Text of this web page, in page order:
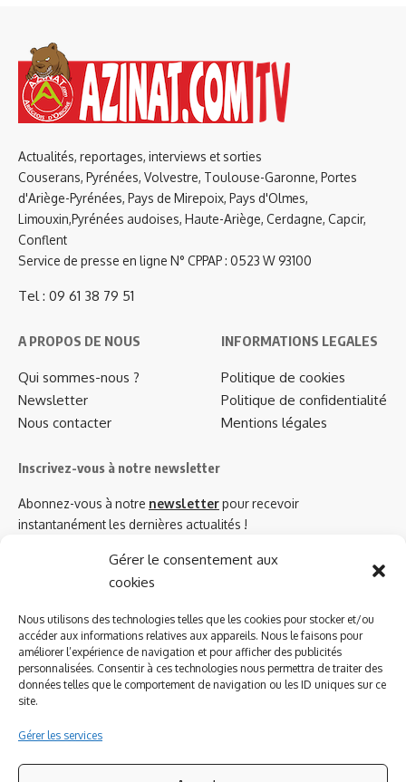
Gérer le consentement aux
cookies
Nous utilisons des technologies telles que les cookies pour stocker et/ou
accéder aux informations relatives aux appareils. Nous le faisons pour
améliorer l’expérience de navigation et pour afficher des publicités
personnalisées. Consentir à ces technologies nous permettra de traiter des
données telles que le comportement de navigation ou les ID uniques sur ce
site.
Gérer les services
Actualités, reportages, interviews et sorties
Couserans, Pyrénées, Volvestre, Toulouse-Garonne, Portes
d'Ariège-Pyrénées, Pays de Mirepoix, Pays d'Olmes,
Limouxin,Pyrénées audoises, Haute-Ariège, Cerdagne, Capcir,
Conflent
Service de presse en ligne N° CPPAP : 0523 W 93100
Tel : 09 61 38 79 51
A PROPOS DE NOUS
Qui sommes-nous ?
Newsletter
Nous contacter
INFORMATIONS LEGALES
Politique de cookies
Politique de confidentialité
Mentions légales
Inscrivez-vous à notre newsletter
Abonnez-vous à notre newsletterpour recevoir
instantanément les dernières actualités !
Azinat.com TV soutient